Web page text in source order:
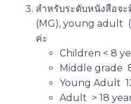
สำหรับระดับหนังสือจ
(MG), young adult
ค่ะ
Children < 8
Middle grade
Young Adult
Adult > 18